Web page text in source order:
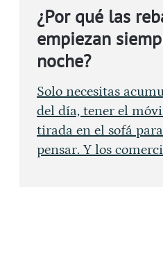
¿Por qué las
empiezan
noche?
Solo necesitas
del día, tener el
tirada en el sofá
pensar. Y los